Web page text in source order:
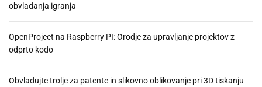
obvladanja igranja
OpenProject na Raspberry PI: Orodje za upravljanje projektov z
odprto kodo
Obvladujte trolje za patente in slikovno oblikovanje pri 3D tiskanju